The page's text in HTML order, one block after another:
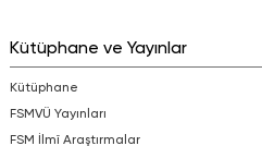
Kütüphane ve Yayınlar
Kütüphane
FSMVÜ Yayınları
FSM İlmî Araştırmalar